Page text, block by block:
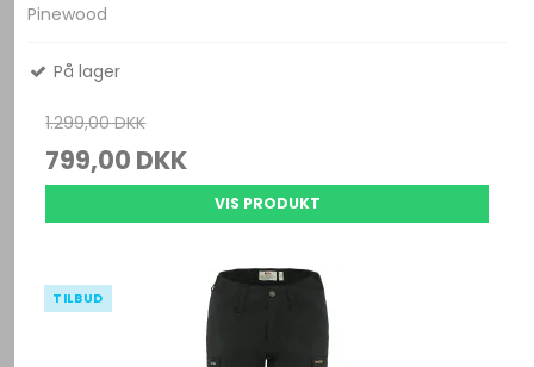
Pinewood
På lager
1.299,00 DKK
799,00 DKK
VIS PRODUKT
TILBUD